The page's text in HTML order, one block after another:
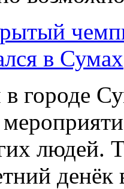
в Сумах
городе
людей.